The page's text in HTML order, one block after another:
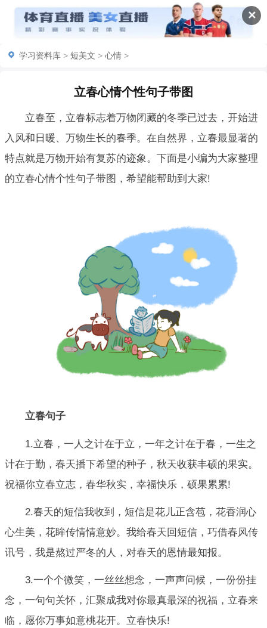
✕
学习资料库 > 短美文 > 心情 >
立春心情个性句子带图
立春至，立春标志着万物闭藏的冬季已过去，开始进
入风和日暖、万物生长的春季。在自然界，立春最显著的
特点就是万物开始有复苏的迹象。下面是小编为大家整理
的立春心情个性句子带图，希望能帮助到大家!
立春句子
1.立春，一人之计在于立，一年之计在于春，一生之
计在于勤，春天播下希望的种子，秋天收获丰硕的果实。
祝福你立春立志，春华秋实，幸福快乐，硕果累累!
2.春天的短信我收到，短信是花儿正含苞，花香润心
心生美，花眸传情情意妙。我给春天回短信，巧借春风传
讯号，我是熬过严冬的人，对春天的恩情最知报。
3.一个个微笑，一丝丝想念，一声声问候，一份份挂
念，一句句关怀，汇聚成我对你最真最深的祝福，立春来
临，愿你万事如意桃花开。立春快乐!